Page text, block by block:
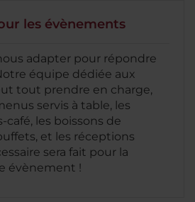
les évènements
adapter pour répondre
équipe dédiée aux
tout prendre en charge,
servis à table, les
café, les boissons de
et les réceptions
sera fait pour la
évènement !